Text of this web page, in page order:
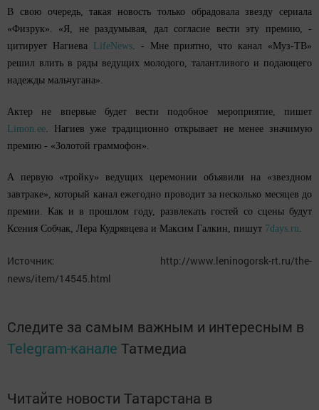
В свою очередь, такая новость только обрадовала звезду сериала
«Физрук». «Я, не раздумывая, дал согласие вести эту премию, -
цитирует Нагиева
LifeNews. - Мне приятно, что канал «Муз-ТВ»
решил влить в ряды ведущих молодого, талантливого и подающего
надежды мальчугана».
Актер не впервые будет вести подобное мероприятие, пишет
Limon.ее. Нагиев уже традиционно открывает не менее значимую
премию - «Золотой граммофон».
А первую «тройку» ведущих церемонии объявили на «звездном
завтраке», который канал ежегодно проводит за несколько месяцев до
премии. Как и в прошлом году, развлекать гостей со сцены будут
Ксения Собчак, Лера Кудрявцева и Максим Галкин, пишут 7days.ru.
Источник: http://www.leninogorsk-rt.ru/the-
news/item/14545.html
Следите за самым важным и интересным в
Telegram-канале Татмедиа
Читайте новости Татарстана в